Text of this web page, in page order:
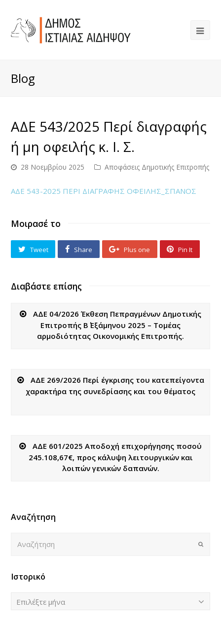
Blog
ΑΔΕ 543/2025 Περί διαγραφής
ή μη οφειλής κ. Ι. Σ.
28 Νοεμβρίου 2025 Αποφάσεις Δημοτικής Επιτροπής
ΑΔΕ 543-2025 ΠΕΡΙ ΔΙΑΓΡΑΦΗΣ ΟΦΕΙΛΗΣ_ΣΠΑΝΟΣ
Μοιρασέ το
Tweet Share Plus one Pin It
Διαβάστε επίσης
ΑΔΕ 04/2026 Έκθεση Πεπραγμένων Δημοτικής
Επιτροπής Β΄ Εξάμηνου 2025 – Τομέας
αρμοδιότητας Οικονομικής Επιτροπής.
ΑΔΕ 269/2026 Περί έγκρισης του κατεπείγοντα
χαρακτήρα της συνεδρίασης και του θέματος
ΑΔΕ 601/2025 Αποδοχή επιχορήγησης ποσού
245.108,67€, προς κάλυψη λειτουργικών και
λοιπών γενικών δαπανών.
Αναζήτηση
Submit
Ιστορικό
Ιστορικό
Επιλέξτε μήνα